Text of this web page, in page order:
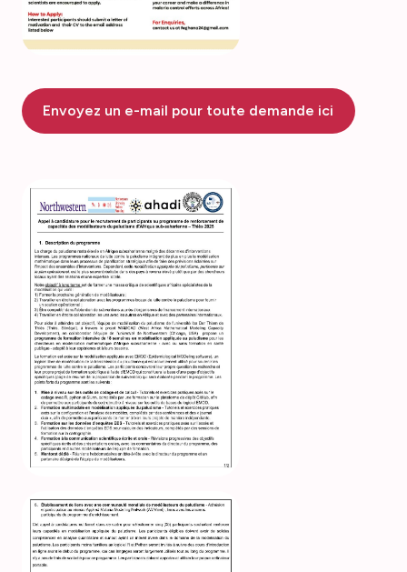
Envoyez un e-mail pour toute demande ici